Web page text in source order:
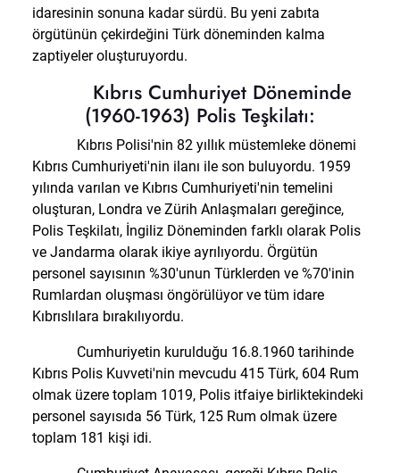
idaresinin sonuna kadar sürdü. Bu yeni zabıta
örgütünün çekirdeğini Türk döneminden kalma
zaptiyeler oluşturuyordu.
Kıbrıs Cumhuriyet Döneminde
(1960-1963) Polis Teşkilatı:
Kıbrıs Polisi'nin 82 yıllık müstemleke dönemi
Kıbrıs Cumhuriyeti'nin ilanı ile son buluyordu. 1959
yılında varılan ve Kıbrıs Cumhuriyeti'nin temelini
oluşturan, Londra ve Zürih Anlaşmaları gereğince,
Polis Teşkilatı, İngiliz Döneminden farklı olarak Polis
ve Jandarma olarak ikiye ayrılıyordu. Örgütün
personel sayısının %30'unun Türklerden ve %70'inin
Rumlardan oluşması öngörülüyor ve tüm idare
Kıbrıslılara bırakılıyordu.
Cumhuriyetin kurulduğu 16.8.1960 tarihinde
Kıbrıs Polis Kuvveti'nin mevcudu 415 Türk, 604 Rum
olmak üzere toplam 1019, Polis itfaiye birliktekindeki
personel sayısıda 56 Türk, 125 Rum olmak üzere
toplam 181 kişi idi.